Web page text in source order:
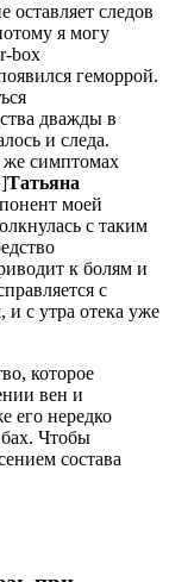
оставляет следов
я могу
box
геморрой.
дважды в
и следа.
же симптомах
Татьяна
моей
с таким
к болям и
с
с утра отека уже
которое
вен и
его нередко
Чтобы
состава